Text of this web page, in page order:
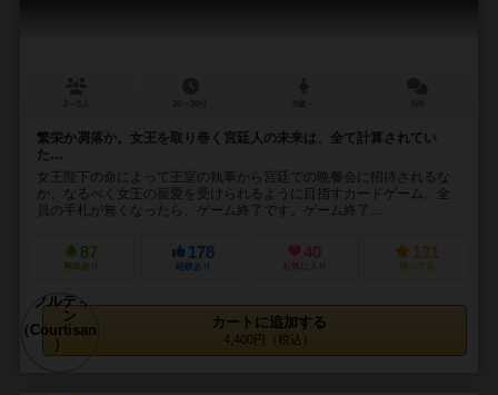
繁栄か凋落か。女王を取り巻く宮廷人の未来は、全て計算されてい
た…
女王陛下の命によって王室の執事から宮廷での晩餐会に招待されるな
か、なるべく女王の寵愛を受けられるように目指すカードゲーム。全
員の手札が無くなったら、ゲーム終了です。ゲーム終了...
87
興味あり
178
経験あり
40
お気に入り
131
持ってる
カートに追加する
4,400円（税込）